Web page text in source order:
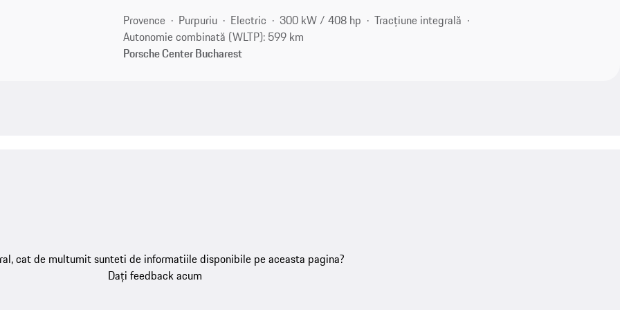
Provence Purpuriu Electric 300 kW / 408 hp
Tracțiune integrală
Autonomie combinată (WLTP): 599 km
Porsche Center Bucharest
cat de multumit sunteti de informatiile disponibile pe aceasta pagina?
Dați feedback acum